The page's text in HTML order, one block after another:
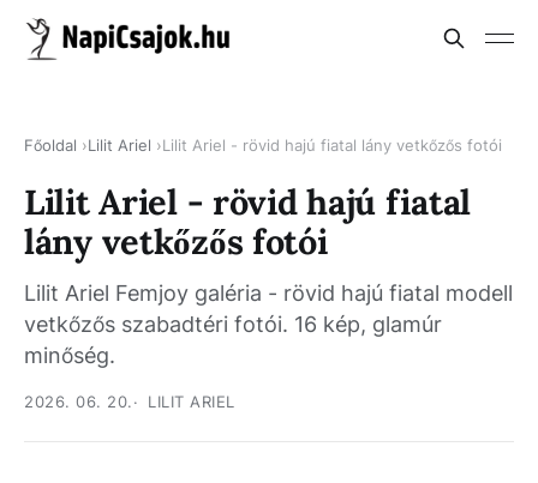
Főoldal Lilit Ariel Lilit Ariel - rövid hajú fiatal lány vetkőzős fotói
Lilit Ariel - rövid hajú fiatal
lány vetkőzős fotói
Lilit Ariel Femjoy galéria - rövid hajú fiatal modell
vetkőzős szabadtéri fotói. 16 kép, glamúr
minőség.
2026. 06. 20. LILIT ARIEL